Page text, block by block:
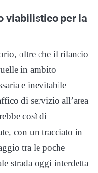
viabilistico per la
oltre che il rilancio
in ambito
e inevitabile
di servizio all’area
così di
con un tracciato in
tra le poche
strada oggi interdetta